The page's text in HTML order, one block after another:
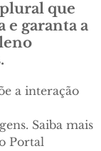
que
e garanta a
a interação
Saiba mais
Portal